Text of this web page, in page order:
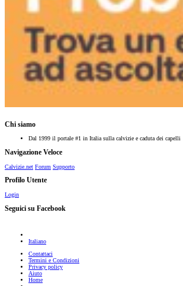
Chi siamo
Dal 1999 il portale #1 in Italia sulla calvizie e caduta dei capelli
Navigazione Veloce
Calvizie.net Forum Supporto
Profilo Utente
Login
Seguici su Facebook
Italiano
Contattaci
Termini e Condizioni
Privacy policy
Aiuto
Home